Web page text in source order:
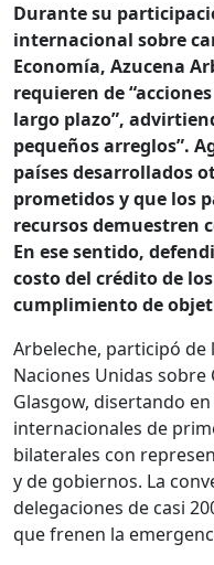
Durante su
internacional sobre
Economía, Azucena
requieren de
largo plazo”,
pequeños arreglos”.
países desarrollados
prometidos y que los
recursos demuestren
En ese sentido,
costo del crédito de
cumplimiento de
Arbeleche, participó de
Naciones Unidas sobre
Glasgow, disertando
internacionales de
bilaterales con
y de gobiernos. La
delegaciones de casi
que frenen la